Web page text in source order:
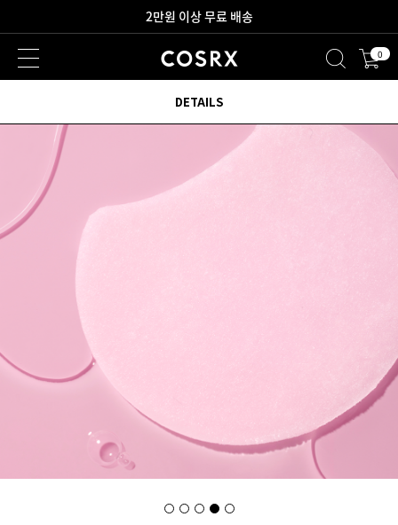
2만원 이상 무료 배송
새로워진 회원 혜택을 만나보세요! 0
DETAILS